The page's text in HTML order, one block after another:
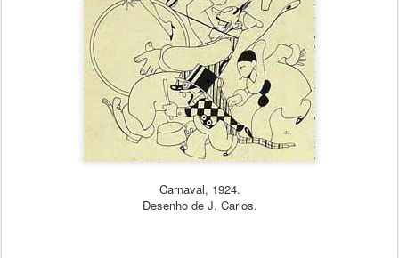
Carnaval, 1924.
Desenho de J. Carlos.